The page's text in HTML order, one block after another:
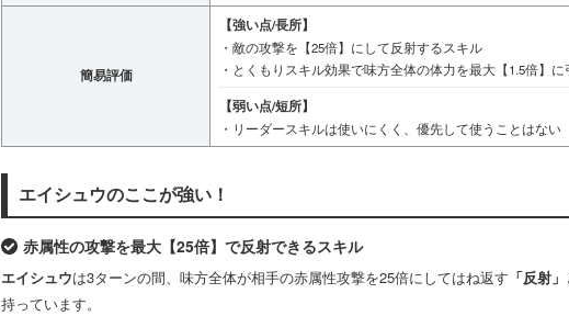
簡易評価
【強い点/長所】
・敵の攻撃を【25倍】にして反射するスキル
・とくもりスキル効果で味方全体の体力を最大【1.5倍】
【弱い点/短所】
・リーダースキルは使いにくく、優先して使うことはない
エイシュウのここが強い！
赤属性の攻撃を最大【25倍】で反射できるスキル
エイシュウは3ターンの間、味方全体が相手の赤属性攻撃を25倍にしてはね返す 「反射」
持っています。